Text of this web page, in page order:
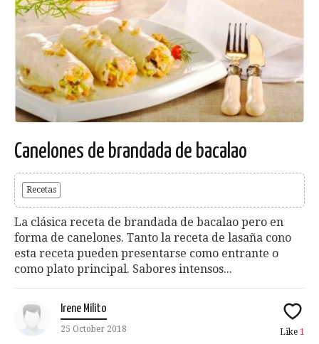
Canelones de brandada de bacalao
Recetas
La clásica receta de brandada de bacalao pero en
forma de canelones. Tanto la receta de lasaña cono
esta receta pueden presentarse como entrante o
como plato principal. Sabores intensos...
Irene Milito
25 October 2018 Like 1